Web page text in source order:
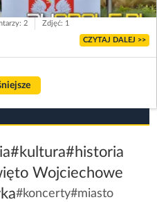
2 Zdjęć: 1
CZYTAJ DALEJ >>
#kultura#historia
Wojciechowe
#koncerty#miasto